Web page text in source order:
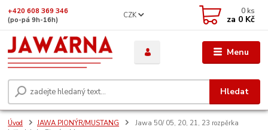
Menu
CZK
Hledat
+420 608 369 346
(po-pá 9h-16h)
0 ks
za 0 Kč
Úvod JAWA PIONÝR/MUSTANG
Jawa 50/ 05, 20, 21, 23 rozpěrka